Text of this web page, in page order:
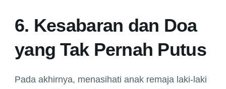
6. Kesabaran dan Doa
yang Tak Pernah Putus
Pada akhirnya, menasihati anak remaja laki-laki